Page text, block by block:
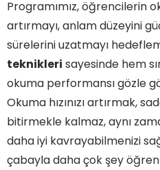
Programımız, öğrencilerin
artırmayı, anlam düzeyini
sürelerini uzatmayı
teknikleri sayesinde hem
okuma performansı gözle
Okuma hızınızı artırmak,
bitirmekle kalmaz, aynı
daha iyi kavrayabilmenizi
çabayla daha çok şey